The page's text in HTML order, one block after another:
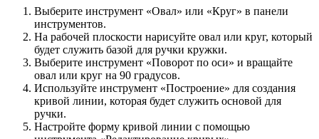
Выберите инструмент «Овал» или «Круг» в панели
инструментов.
На рабочей плоскости нарисуйте овал или круг, который
будет служить базой для ручки кружки.
Выберите инструмент «Поворот по оси» и вращайте
овал или круг на 90 градусов.
Используйте инструмент «Построение» для создания
кривой линии, которая будет служить основой для
ручки.
Настройте форму кривой линии с помощью